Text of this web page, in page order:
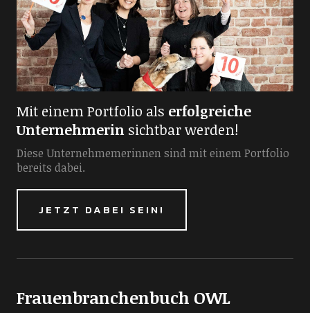
Mit einem Portfolio als erfolgreiche
Unternehmerinsichtbar werden!
Diese Unternehmemerinnen sind mit einem Portfolio
bereits dabei.
JETZT DABEI SEIN!
Frauenbranchenbuch OWL